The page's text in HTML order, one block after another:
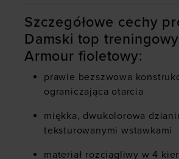
Szczegółowe cechy
Damski top
Armour fioletowy:
prawie bezszwowa
ograniczająca otarcia
miękka, dwukolorowa
teksturowanymi wstawkami
materiał rozciągliwy w 4